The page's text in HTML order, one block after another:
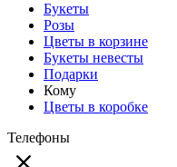
Букеты
Розы
Цветы в корзине
Букеты невесты
Подарки
Кому
Цветы в коробке
Телефоны